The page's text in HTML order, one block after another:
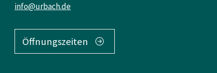
info@urbach.de
Öffnungszeiten